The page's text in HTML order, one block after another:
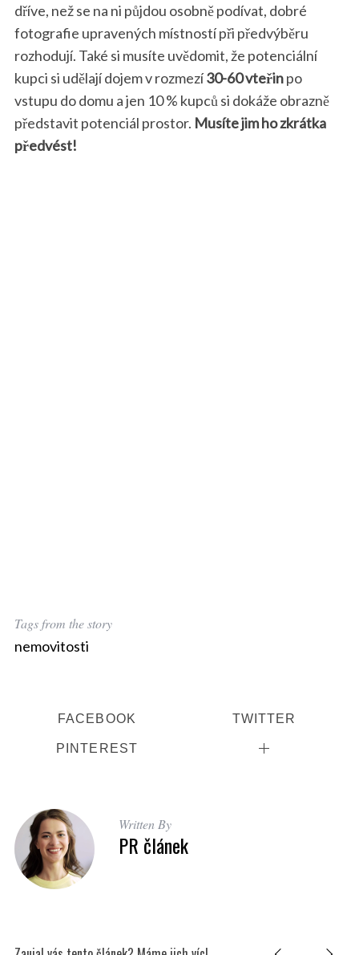
dříve, než se na ni půjdou osobně podívat, dobré
fotografie upravených místností při předvýběru
rozhodují. Také si musíte uvědomit, že potenciální
kupci si udělají dojem v rozmezí30-60 vteřinpo
vstupu do domu a jen 10 % kupců si dokáže obrazně
představit potenciál prostor. Musíte jim ho zkrátka
předvést!
Tags from the story
nemovitosti
FACEBOOK TWITTER
PINTEREST
Written By
PR článek